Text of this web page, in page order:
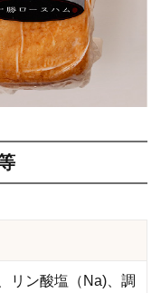
リン酸塩（Na)、調